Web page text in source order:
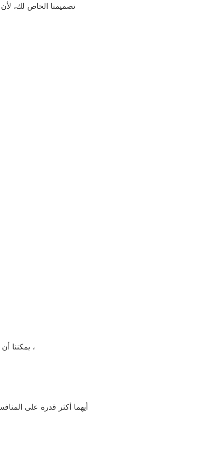
تصميمنا الخاص لك،
يمكننا أن نفعل 300 قطعة ، في 300 قطعة ، يمكنك الحصول على السعر التنافسي ، إذا كانت الكمية صغيرة جدًا فسوف نتحقق من التصميم ثم نرد عليك ،